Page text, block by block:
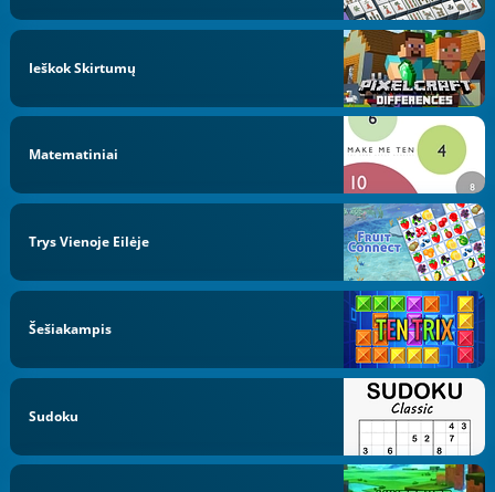
Ieškok Skirtumų
Matematiniai
Trys Vienoje Eilėje
Šešiakampis
Sudoku